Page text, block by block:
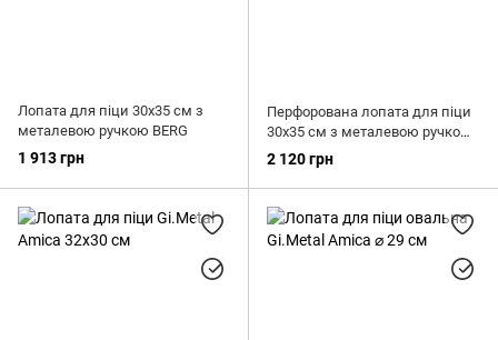
Лопата для піци 30х35 см з
металевою ручкою BERG
1 913 грн
Перфорована лопата для піци
30х35 см з металевою ручкою
BERG
2 120 грн